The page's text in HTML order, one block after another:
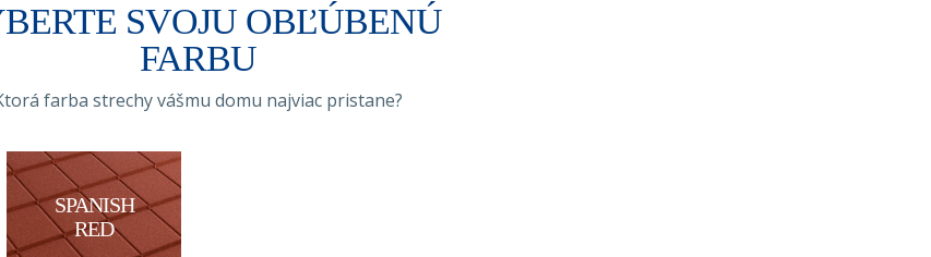
SVOJU OBĽÚBENÚ
FARBU
farba strechy vášmu domu najviac pristane?
SPANISH
RED